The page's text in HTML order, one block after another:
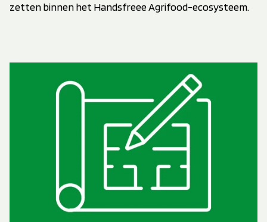
zetten binnen het Handsfreee Agrifood-ecosysteem.